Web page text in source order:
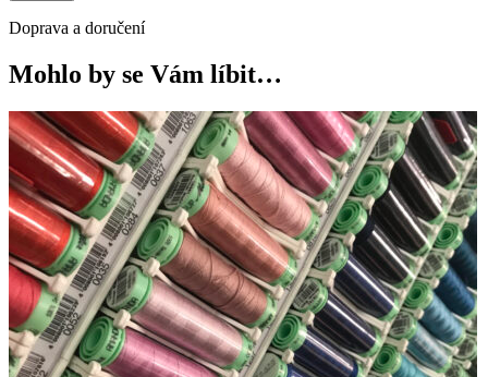
Doprava a doručení
Mohlo by se Vám líbit…